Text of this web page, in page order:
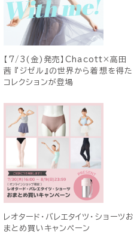
【7/3(金)発売】Chacott×高田
茜 『ジゼル』の世界から着想を得た
コレクションが登場
レオタード・バレエタイツ・ショーツお
まとめ買いキャンペーン